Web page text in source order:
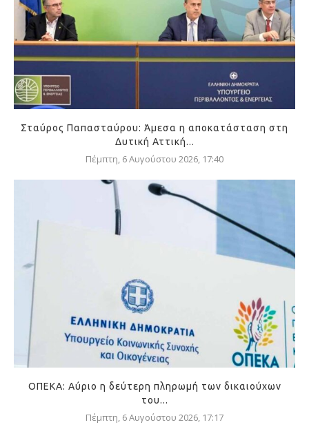
Σταύρος Παπασταύρου: Άμεσα η αποκατάσταση στη
Δυτική Αττική...
Πέμπτη, 6 Αυγούστου 2026, 17:40
ΟΠΕΚΑ: Αύριο η δεύτερη πληρωμή των δικαιούχων
του...
Πέμπτη, 6 Αυγούστου 2026, 17:17